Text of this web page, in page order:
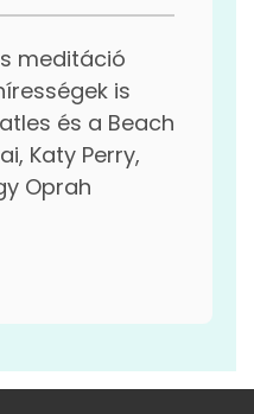
meditáció
is
és a Beach
Katy Perry,
Oprah